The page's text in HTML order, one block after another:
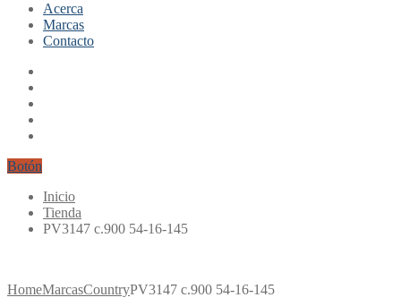
Acerca
Marcas
Contacto
Botón
Inicio
Tienda
PV3147 c.900 54-16-145
HomeMarcasCountryPV3147 c.900 54-16-145